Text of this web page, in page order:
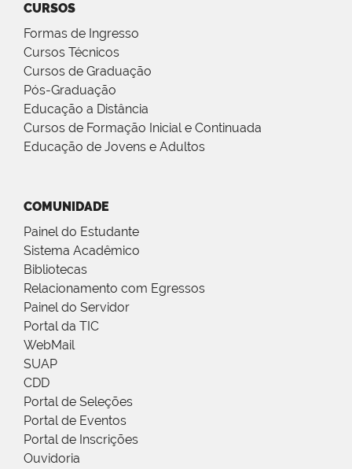
CURSOS
Formas de Ingresso
Cursos Técnicos
Cursos de Graduação
Pós-Graduação
Educação a Distância
Cursos de Formação Inicial e Continuada
Educação de Jovens e Adultos
COMUNIDADE
Painel do Estudante
Sistema Acadêmico
Bibliotecas
Relacionamento com Egressos
Painel do Servidor
Portal da TIC
WebMail
SUAP
CDD
Portal de Seleções
Portal de Eventos
Portal de Inscrições
Ouvidoria